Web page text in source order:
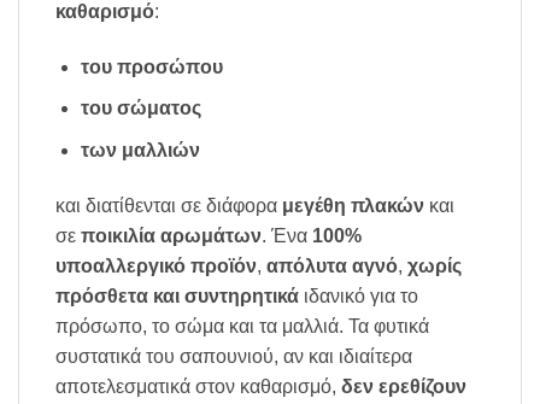
καθαρισμό:
του προσώπου
του σώματος
των μαλλιών
και διατίθενται σε διάφορα μεγέθη πλακών και
σε ποικιλία αρωμάτων. Ένα 100%
υποαλλεργικό προϊόν, απόλυτα αγνό, χωρίς
πρόσθετα και συντηρητικά ιδανικό για το
πρόσωπο, το σώμα και τα μαλλιά. Τα φυτικά
συστατικά του σαπουνιού, αν και ιδιαίτερα
αποτελεσματικά στον καθαρισμό, δεν ερεθίζουν